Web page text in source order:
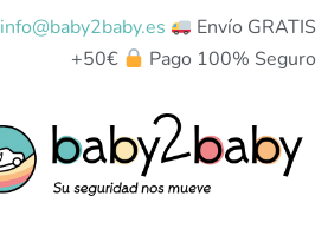
info@baby2baby.es
Envío GRATIS
+50€
Pago 100% Seguro